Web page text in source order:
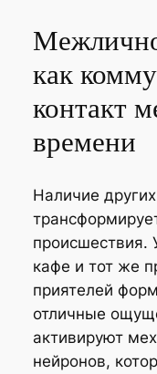
как
контакт
времени
Наличие
кафе и тот же
приятелей
отличные
активируют
нейронов,